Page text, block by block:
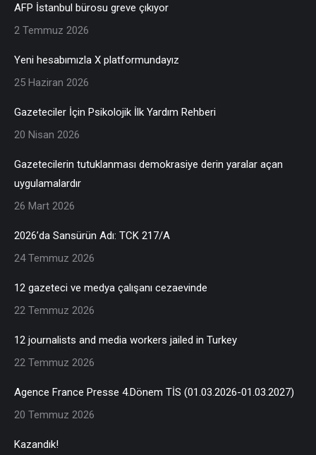
AFP İstanbul bürosu greve çıkıyor
2 Temmuz 2026
Yeni hesabımızla X platformundayız
25 Haziran 2026
Gazeteciler İçin Psikolojik İlk Yardım Rehberi
20 Nisan 2026
Gazetecilerin tutuklanması demokrasiye derin yaralar açan
uygulamalardır
26 Mart 2026
2026’da Sansürün Adı: TCK 217/A
24 Temmuz 2026
12 gazeteci ve medya çalışanı cezaevinde
22 Temmuz 2026
12 journalists and media workers jailed in Turkey
22 Temmuz 2026
Agence France Presse 4.Dönem TİS (01.03.2026-01.03.2027)
20 Temmuz 2026
Kazandık!